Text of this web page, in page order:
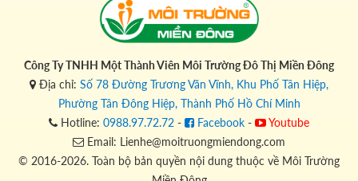
Công Ty TNHH Một Thành Viên Môi Trường Đô Thị Miền Đông
Địa chỉ: Số 78 Đường Trương Văn Vĩnh, Khu Phố Tân Hiệp,
Phường Tân Đông Hiệp, Thành Phố Hồ Chí Minh
Hotline: 0988.97.72.72 - Facebook -
Youtube
Email: Lienhe@moitruongmiendong.com
© 2016-2026. Toàn bộ bản quyền nội dung thuộc về Môi Trường